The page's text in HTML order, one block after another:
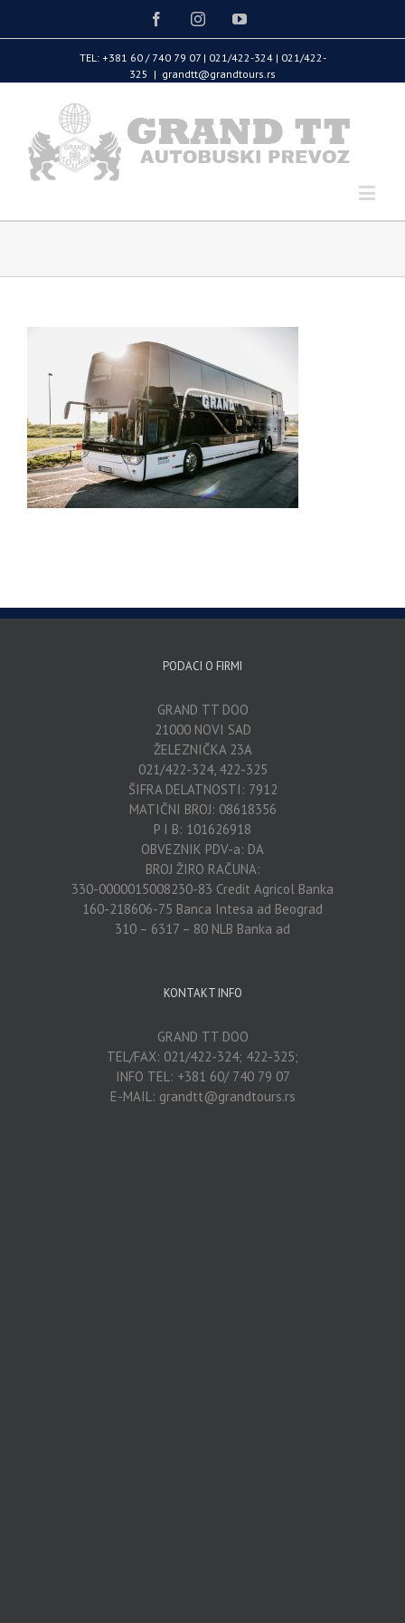
FacebookInstagramYoutube
TEL: +381 60 / 740 79 07 | 021/422-324 | 021/422-
325 | grandtt@grandtours.rs
PODACI O FIRMI
GRAND TT DOO
21000 NOVI SAD
ŽELEZNIČKA 23A
021/422-324, 422-325
ŠIFRA DELATNOSTI: 7912
MATIČNI BROJ: 08618356
P I B: 101626918
OBVEZNIK PDV-a: DA
BROJ ŽIRO RAČUNA:
330-0000015008230-83 Credit Agricol Banka
160-218606-75 Banca Intesa ad Beograd
310 – 6317 – 80 NLB Banka ad
KONTAKT INFO
GRAND TT DOO
TEL/FAX: 021/422-324; 422-325;
INFO TEL: +381 60/ 740 79 07
E-MAIL: grandtt@grandtours.rs